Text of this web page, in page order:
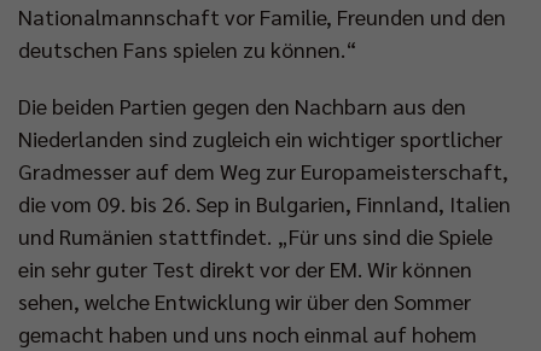
Nationalmannschaft vor Familie, Freunden und den
deutschen Fans spielen zu können.“
Die beiden Partien gegen den Nachbarn aus den
Niederlanden sind zugleich ein wichtiger sportlicher
Gradmesser auf dem Weg zur Europameisterschaft,
die vom 09. bis 26. Sep in Bulgarien, Finnland, Italien
und Rumänien stattfindet. „Für uns sind die Spiele
ein sehr guter Test direkt vor der EM. Wir können
sehen, welche Entwicklung wir über den Sommer
gemacht haben und uns noch einmal auf hohem
Impressum Datenschutzerklärung